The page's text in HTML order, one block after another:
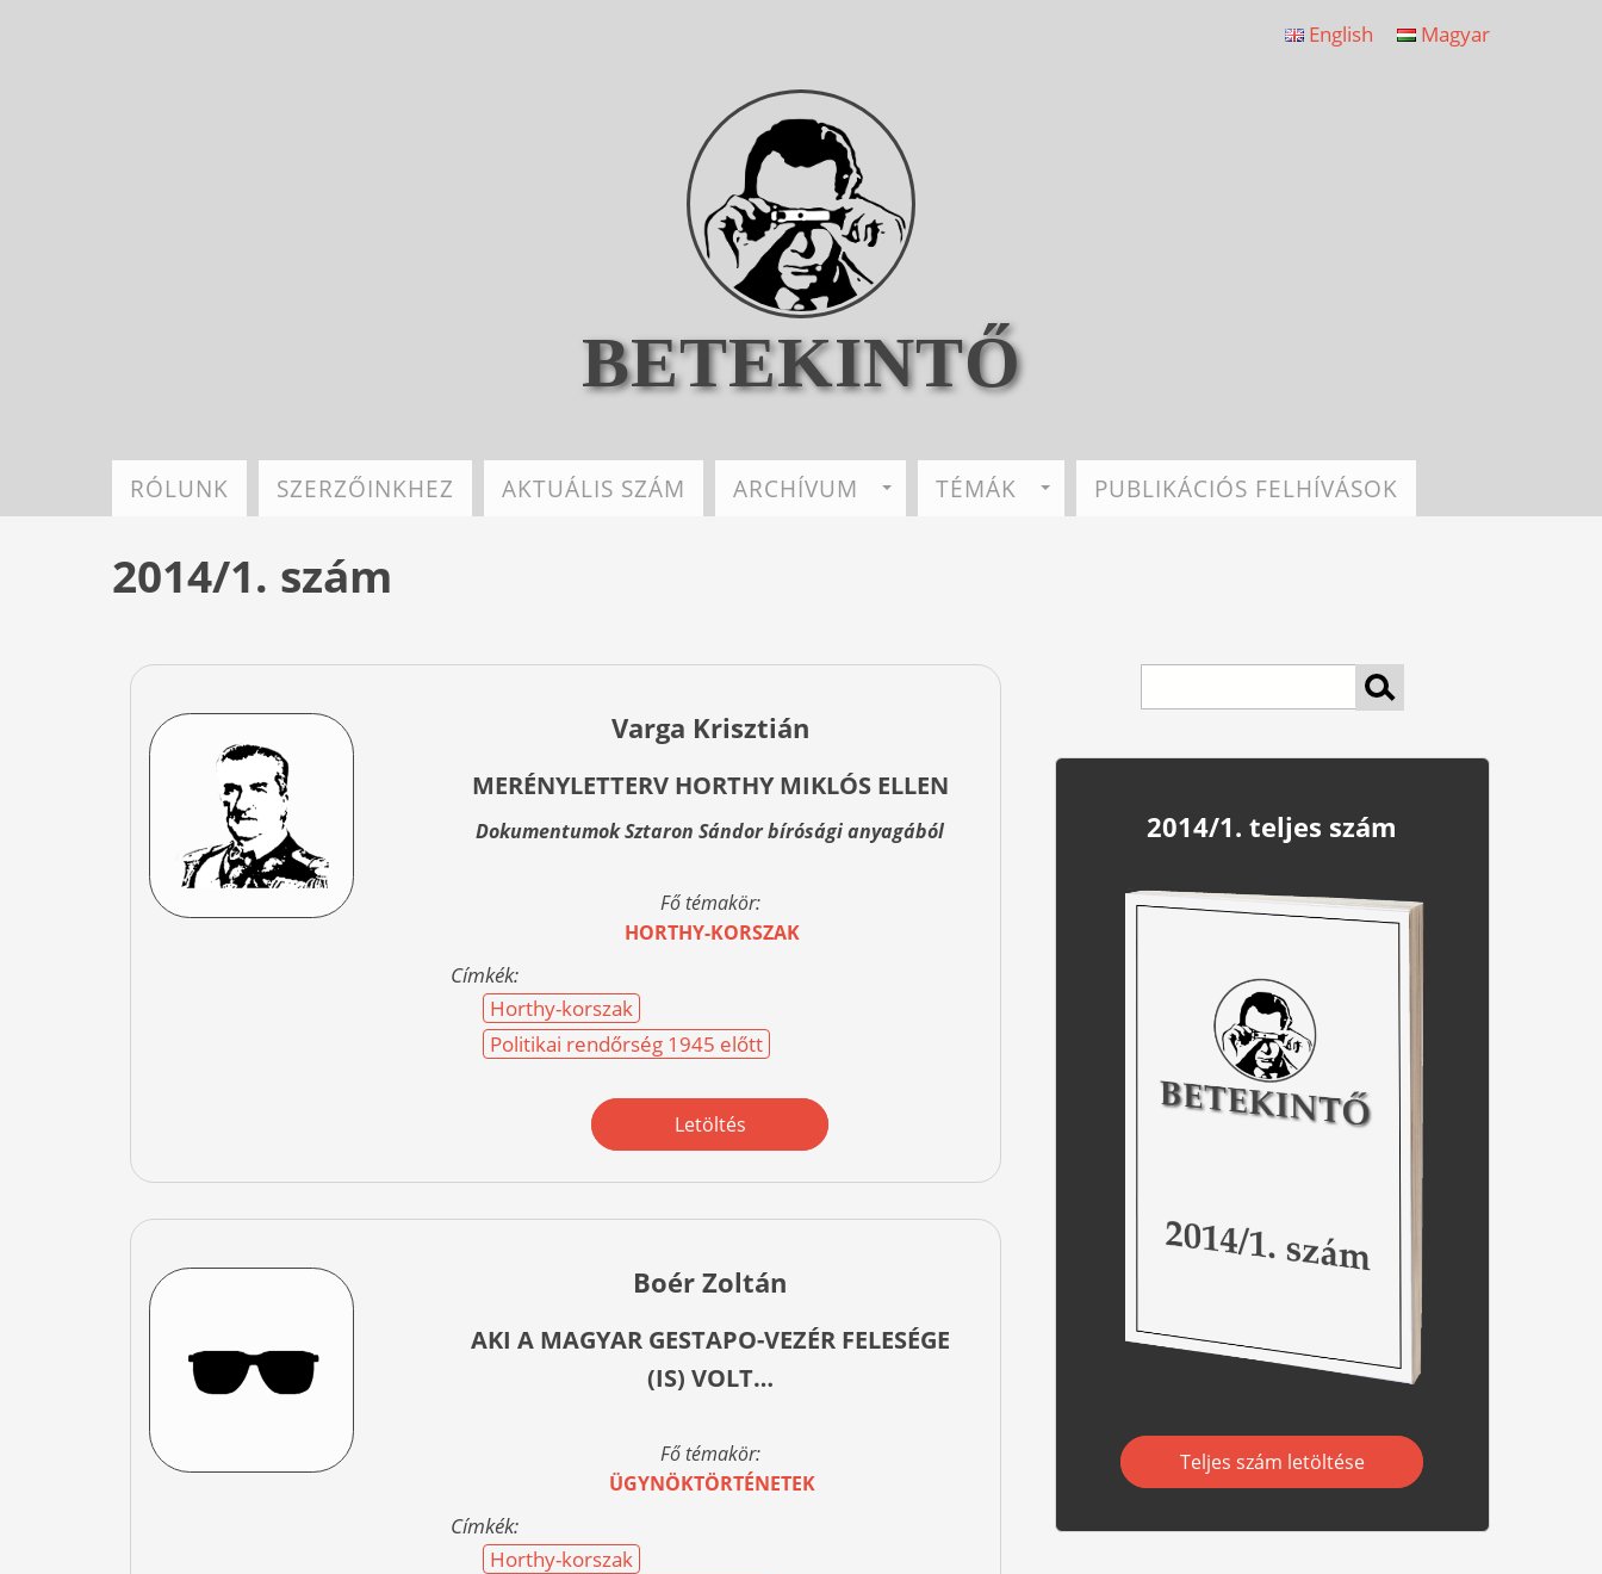
English Magyar
BETEKINTŐ
RÓLUNK SZERZŐINKHEZ AKTUÁLIS SZÁM ARCHÍVUM TÉMÁK PUBLIKÁCIÓS FELHÍVÁSOK
2014/1. szám
Varga Krisztián
MERÉNYLETTERV HORTHY MIKLÓS ELLEN
Dokumentumok Sztaron Sándor bírósági anyagából
Fő témakör:
HORTHY-KORSZAK
Címkék:
Horthy-korszak
Politikai rendőrség 1945 előtt
Letöltés
Boér Zoltán
AKI A MAGYAR GESTAPO-VEZÉR FELESÉGE
(IS) VOLT…
Fő témakör:
ÜGYNÖKTÖRTÉNETEK
Címkék:
Horthy-korszak
2014/1. teljes szám
Teljes szám letöltése